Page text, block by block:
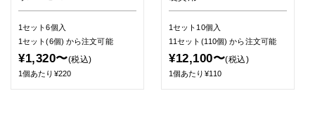
1セット6個入
1セット(6個) から注文可能
¥1,320〜(税込)
1個あたり¥220
1セット10個入
11セット(110個)から注文可能
¥12,100〜(税込)
1個あたり¥110